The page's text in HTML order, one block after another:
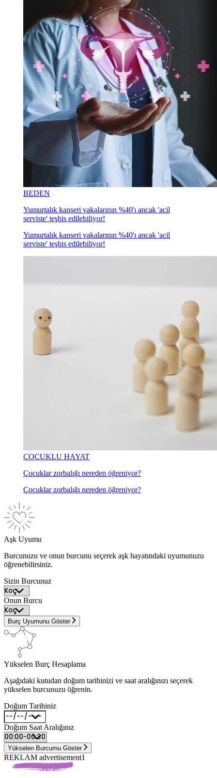
BEDEN
Yumurtalık kanseri vakalarının %40'ı ancak 'acil
serviste' teşhis edilebiliyor!
Yumurtalık kanseri vakalarının %40'ı ancak 'acil
serviste' teşhis edilebiliyor!
ÇOCUKLU HAYAT
Çocuklar zorbalığı nereden öğreniyor?
Çocuklar zorbalığı nereden öğreniyor?
Aşk Uyumu
Burcunuzu ve onun burcunu seçerek aşk hayatındaki uyumunuzu
öğrenebilirsiniz.
Sizin Burcunuz
Onun Burcu
Burç Uyumunu Göster
Yükselen Burç Hesaplama
Aşağıdaki kutudan doğum tarihinizi ve saat aralığınızı seçerek
yükselen burcunuzu öğrenin.
Doğum Tarihiniz
Doğum Saat Aralığınız
Yükselen Burcumu Göster
REKLAM advertisement1